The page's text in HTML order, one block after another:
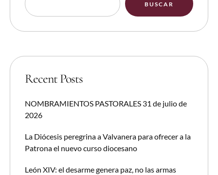
BUSCAR
Recent Posts
NOMBRAMIENTOS PASTORALES 31 de julio de
2026
La Diócesis peregrina a Valvanera para ofrecer a la
Patrona el nuevo curso diocesano
León XIV: el desarme genera paz, no las armas